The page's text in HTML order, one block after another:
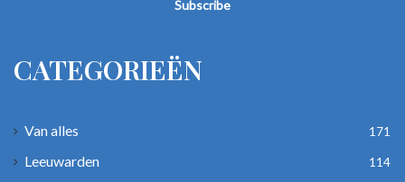
CATEGORIEËN
Van alles 171
Leeuwarden 114